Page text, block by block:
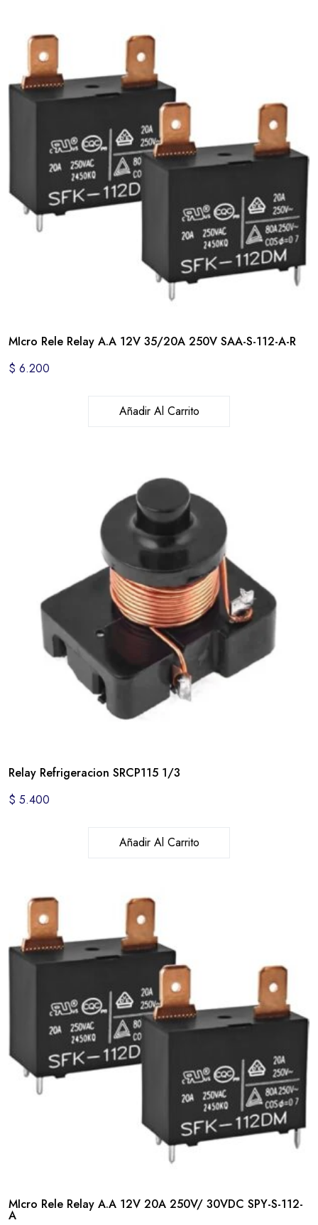
MIcro Rele Relay A.A 12V 35/20A 250V SAA-S-112-A-R
$ 6.200
Añadir Al Carrito
Relay Refrigeracion SRCP115 1/3
$ 5.400
Añadir Al Carrito
MIcro Rele Relay A.A 12V 20A 250V/ 30VDC SPY-S-112-
A